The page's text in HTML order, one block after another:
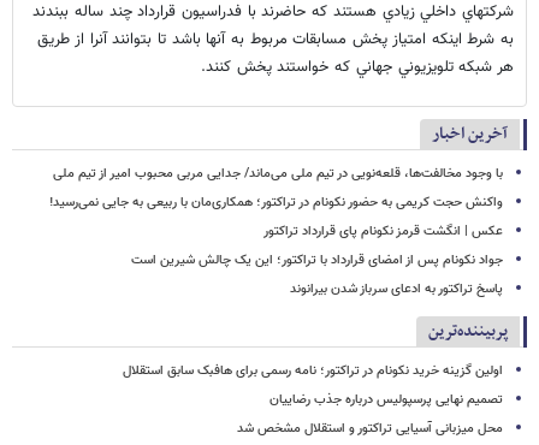
شركتهاي داخلي زيادي هستند كه حاضرند با فدراسيون قرارداد چند ساله ببندند
به شرط اينكه امتياز پخش مسابقات مربوط به آنها باشد تا بتوانند آنرا از طريق
هر شبكه تلويزيوني جهاني كه خواستند پخش كنند.
آخرین اخبار
با وجود مخالفت‌ها، قلعه‌نویی در تیم ملی می‌ماند/ جدایی مربی محبوب امیر از تیم ملی
واکنش حجت کریمی به حضور نکونام در تراکتور؛ همکاری‌مان با ربیعی به جایی نمی‌رسید!
عکس | انگشت قرمز نکونام پای قرارداد تراکتور
جواد نکونام پس از امضای قرارداد با تراکتور؛ این یک چالش شیرین است
پاسخ تراکتور به ادعای سرباز شدن بیرانوند
پربیننده‌ترین
اولین گزینه خرید نکونام در تراکتور؛ نامه رسمی برای هافبک سابق استقلال
تصمیم نهایی پرسپولیس درباره جذب رضاییان
محل میزبانی آسیایی تراکتور و استقلال مشخص شد